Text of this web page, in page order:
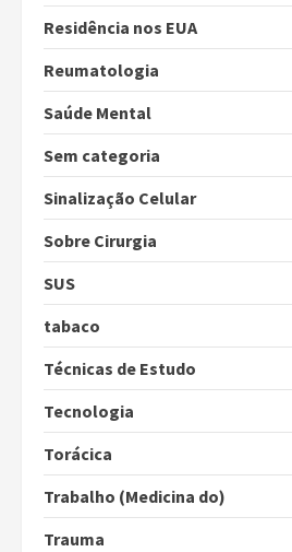
Residência nos EUA
Reumatologia
Saúde Mental
Sem categoria
Sinalização Celular
Sobre Cirurgia
SUS
tabaco
Técnicas de Estudo
Tecnologia
Torácica
Trabalho (Medicina do)
Trauma